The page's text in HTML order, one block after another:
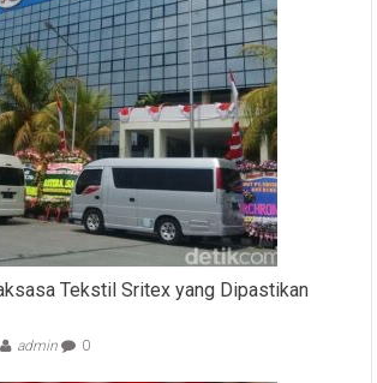
Tekstil Sritex yang Dipastikan
admin 0